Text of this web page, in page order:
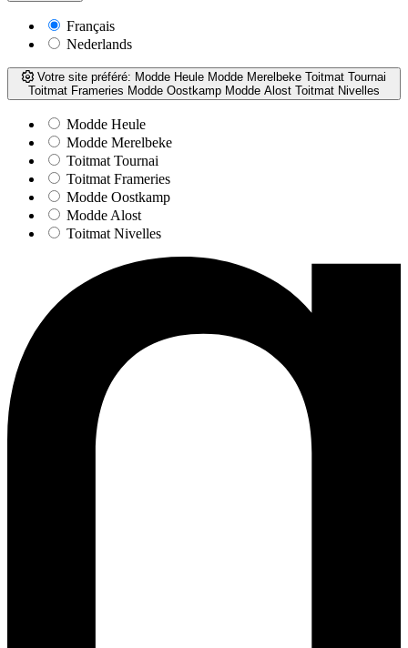
Français
Nederlands
Votre site préféré: Modde Heule Modde Merelbeke Toitmat Tournai
Toitmat Frameries Modde Oostkamp Modde Alost Toitmat Nivelles
Modde Heule
Modde Merelbeke
Toitmat Tournai
Toitmat Frameries
Modde Oostkamp
Modde Alost
Toitmat Nivelles